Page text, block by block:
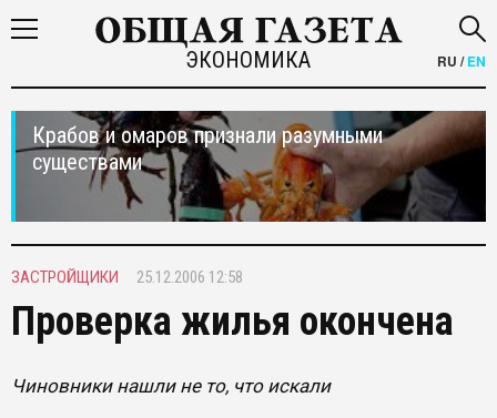
ЭКОНОМИКА RU /EN
Крабов и омаров признали разумными
существами
ЗАСТРОЙЩИКИ 25.12.2006 12:58
Проверка жилья окончена
Чиновники нашли не то, что искали